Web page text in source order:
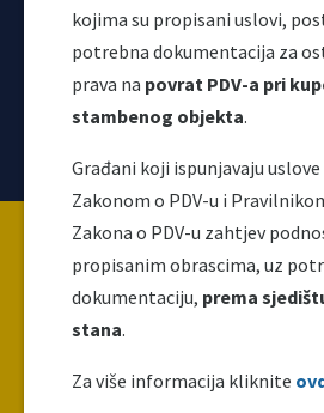
kojima su propisani uslovi,
potrebna dokumentacija za
prava na povrat PDV-a pri
stambenog objekta.
Građani koji ispunjavaju
Zakonom o PDV-u i
Zakona o PDV-u zahtjev
propisanim obrascima, uz
dokumentaciju, prema
stana.
Za više informacija kliknite
Korisni linkovi
Copyright ©2026 Uprava za
oporezivanje
finansijsku podršku Evropske